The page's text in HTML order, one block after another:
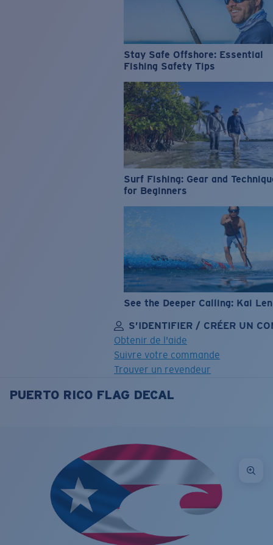
Stay Safe Offshore: Essential
Fishing Safety Tips
Surf Fishing: Gear and
for Beginners
See the Deeper Calling: Kai
S’IDENTIFIER / CRÉER UN
Obtenir de l'aide
Suivre votre commande
Trouver un revendeur
OBJECTIF MIS À JOURAJOUTÉ AU PANIER!
Quantité:
Prix :
Gratuit
Quantité:
PUERTO RICO FLAG DECAL